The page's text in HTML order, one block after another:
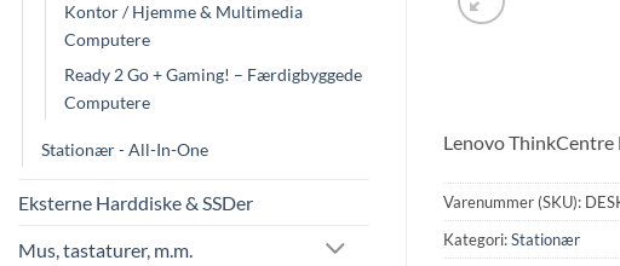
Kontor / Hjemme & Multimedia
Computere
Ready 2 Go + Gaming! – Færdigbyggede
Computere
Stationær - All-In-One
Eksterne Harddiske & SSDer
Mus, tastaturer, m.m.
Lenovo ThinkCentre
Varenummer (SKU):
Kategori:Stationær